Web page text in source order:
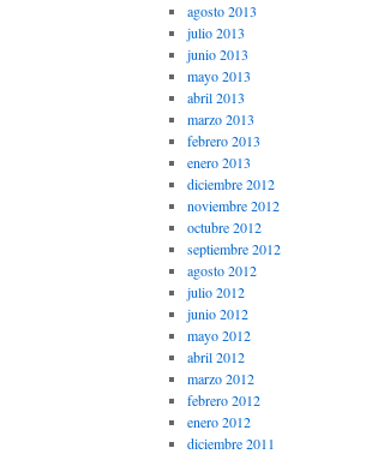
agosto 2013
julio 2013
junio 2013
mayo 2013
abril 2013
marzo 2013
febrero 2013
enero 2013
diciembre 2012
noviembre 2012
octubre 2012
septiembre 2012
agosto 2012
julio 2012
junio 2012
mayo 2012
abril 2012
marzo 2012
febrero 2012
enero 2012
diciembre 2011